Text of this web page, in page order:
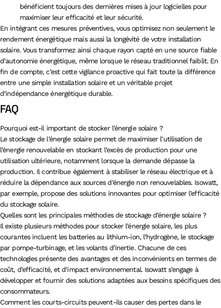
bénéficient toujours des dernières mises à jour logicielles pour
maximiser leur efficacité et leur sécurité.
En intégrant ces mesures préventives, vous optimisez non seulement le
rendement énergétique mais aussi la longévité de votre installation
solaire. Vous transformez ainsi chaque rayon capté en une source fiable
d’autonomie énergétique, même lorsque le réseau traditionnel faiblit. En
fin de compte, c’est cette vigilance proactive qui fait toute la différence
entre une simple installation solaire et un véritable projet
d’indépendance énergétique durable.
FAQ
Pourquoi est-il important de stocker l’énergie solaire ?
Le stockage de l’énergie solaire permet de maximiser l’utilisation de
l’énergie renouvelable en stockant l’excès de production pour une
utilisation ultérieure, notamment lorsque la demande dépasse la
production. Il contribue également à stabiliser le réseau électrique et à
réduire la dépendance aux sources d’énergie non renouvelables. Isowatt,
par exemple, propose des solutions innovantes pour optimiser l’efficacité
du stockage solaire.
Quelles sont les principales méthodes de stockage d’énergie solaire ?
Il existe plusieurs méthodes pour stocker l’énergie solaire, les plus
courantes incluent les batteries au lithium-ion, l’hydrogène, le stockage
par pompe-turbinage, et les volants d’inertie. Chacune de ces
technologies présente des avantages et des inconvénients en termes de
coût, d’efficacité, et d’impact environnemental. Isowatt s’engage à
développer et fournir des solutions adaptées aux besoins spécifiques des
consommateurs.
Comment les courts-circuits peuvent-ils causer des pertes dans le